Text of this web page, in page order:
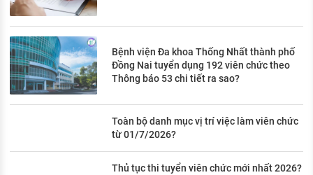
Bệnh viện Đa khoa Thống Nhất thành phố
Đồng Nai tuyển dụng 192 viên chức theo
Thông báo 53 chi tiết ra sao?
Toàn bộ danh mục vị trí việc làm viên chức
từ 01/7/2026?
Thủ tục thi tuyển viên chức mới nhất 2026?